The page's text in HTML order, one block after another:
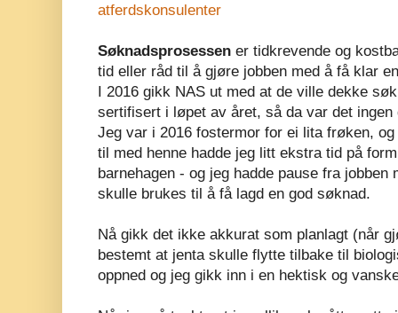
atferdskonsulenter
Søknadsprosessen er tidkrevende og
tid eller råd til å gjøre jobben med å få klar
I 2016 gikk NAS ut med at de ville dekke
sertifisert i løpet av året, så da var det ingen
Jeg var i 2016 fostermor for ei lita frøken,
til med henne hadde jeg litt ekstra tid på
barnehagen - og jeg hadde pause fra
skulle brukes til å få lagd en god søknad.
Nå gikk det ikke akkurat som planlagt (når
bestemt at jenta skulle flytte tilbake til
oppned og jeg gikk inn i en hektisk og